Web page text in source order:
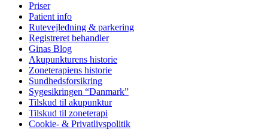
Priser
Patient info
Rutevejledning & parkering
Registreret behandler
Ginas Blog
Akupunkturens historie
Zoneterapiens historie
Sundhedsforsikring
Sygesikringen “Danmark”
Tilskud til akupunktur
Tilskud til zoneterapi
Cookie- & Privatlivspolitik